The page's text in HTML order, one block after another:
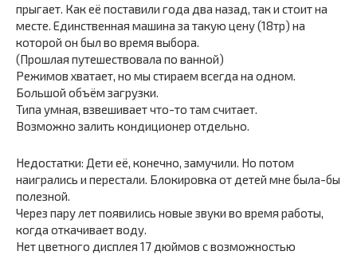
прыгает. Как её поставили года два назад, так и стоит на
месте. Единственная машина за такую цену (18тр) на
которой он был во время выбора.
(Прошлая путешествовала по ванной)
Режимов хватает, но мы стираем всегда на одном.
Большой объём загрузки.
Типа умная, взвешивает что-то там считает.
Возможно залить кондиционер отдельно.
Недостатки: Дети её, конечно, замучили. Но потом
наигрались и перестали. Блокировка от детей мне была-бы
полезной.
Через пару лет появились новые звуки во время работы,
когда откачивает воду.
Нет цветного дисплея 17 дюймов с возможностью